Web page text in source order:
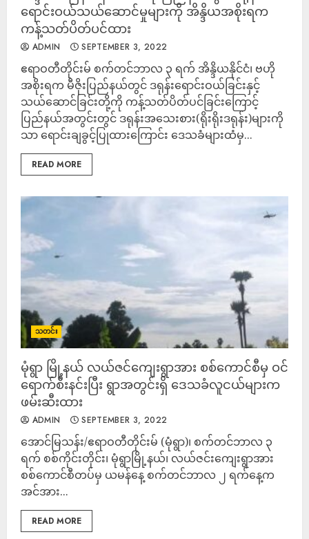
ရောင်းဝယ်သယ်ဆောင်မှုများကို အိန္ဒိယအစိုးရက
ကန့်သတ်ပိတ်ပင်ထား
ADMIN SEPTEMBER 3, 2022
ဧရာဝတီတိုင်းမ် စက်တင်ဘာလ ၃ ရက် အိန္ဒိယနိုင်ငံ၊ ဗဟို
အစိုးရက မီဇိုးပြည်နယ်တွင် ဒရုန်းရောင်းဝယ်ခြင်းနှင့်
သယ်ဆောင်ခြင်းတို့ကို ကန့်သတ်ပိတ်ပင်ခြင်းကြောင့်
ပြည်နယ်အတွင်းတွင် ဒရုန်းအသေးစား(ရိုးရိုးဒရုန်း)များကို
သာ ရောင်းချခွင့်ပြုထားကြောင်း ဒေသခံများထံမှ...
READ MORE
သတင်း
မုံရွာ မြို့နယ် လယ်ဇင်ကျေးရွာအား စစ်ကောင်စီမှ ဝင်
ရောက်စီးနင်းပြီး ရွာအတွင်းရှိ ဒေသခံလူငယ်များက
ဖမ်းဆီးထား
ADMIN SEPTEMBER 3, 2022
အောင်မြသန်း/ဧရာဝတီတိုင်းမ် (မုံရွာ)၊ စက်တင်ဘာလ ၃
ရက် စစ်ကိုင်းတိုင်း၊ မုံရွာမြို့နယ်၊ လယ်ဇင်းကျေးရွာအား
စစ်ကောင်စီတပ်မှ ယမန်နေ့ စက်တင်ဘာလ ၂ ရက်နေ့က
အင်အား...
READ MORE